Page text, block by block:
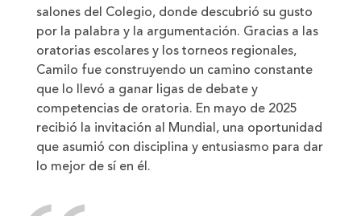
salones del Colegio, donde descubrió su gusto
por la palabra y la argumentación. Gracias a las
oratorias escolares y los torneos regionales,
Camilo fue construyendo un camino constante
que lo llevó a ganar ligas de debate y
competencias de oratoria. En mayo de 2025
recibió la invitación al Mundial, una oportunidad
que asumió con disciplina y entusiasmo para dar
lo mejor de sí en él.